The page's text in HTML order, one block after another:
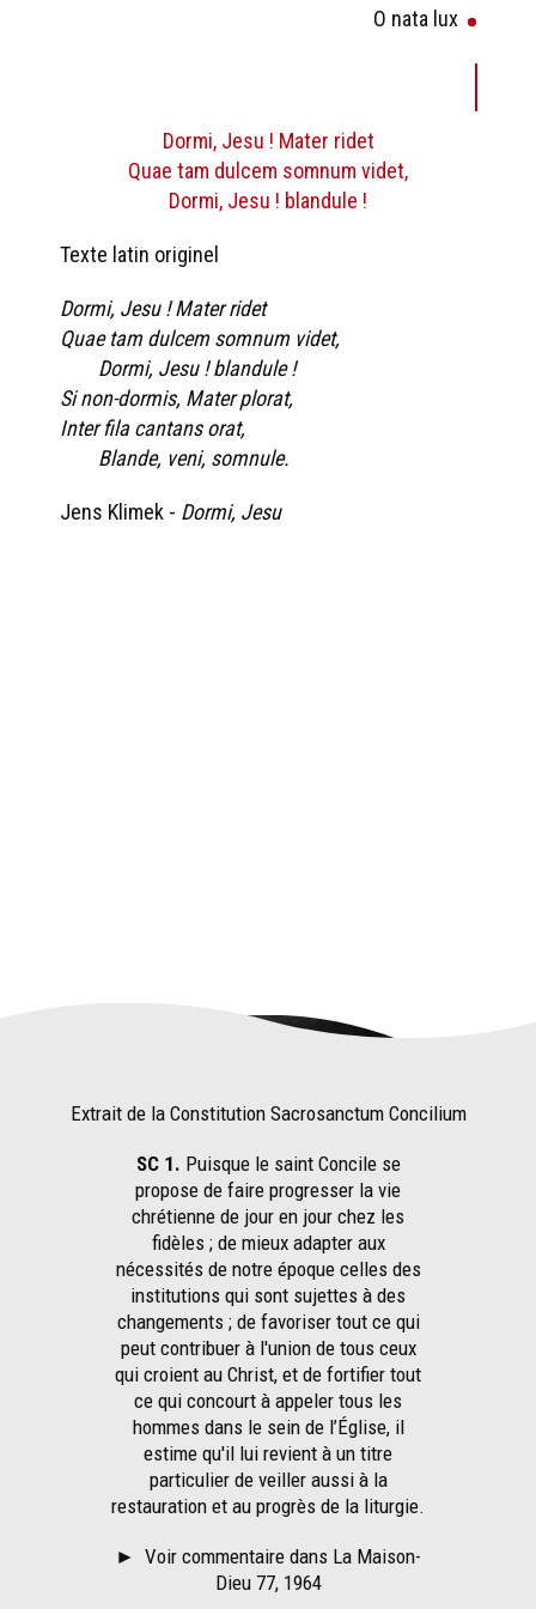
O nata lux
Dormi, Jesu ! Mater ridet
Quae tam dulcem somnum videt,
Dormi, Jesu ! blandule !
Texte latin originel
Dormi, Jesu ! Mater ridet
Quae tam dulcem somnum videt,
Dormi, Jesu ! blandule !
Si non-dormis, Mater plorat,
Inter fila cantans orat,
Blande, veni, somnule.
Jens Klimek - Dormi, Jesu
Extrait de la Constitution Sacrosanctum Concilium
SC 1. Puisque le saint Concile se
propose de faire progresser la vie
chrétienne de jour en jour chez les
fidèles ; de mieux adapter aux
nécessités de notre époque celles des
institutions qui sont sujettes à des
changements ; de favoriser tout ce qui
peut contribuer à l'union de tous ceux
qui croient au Christ, et de fortifier tout
ce qui concourt à appeler tous les
hommes dans le sein de l’Église, il
estime qu'il lui revient à un titre
particulier de veiller aussi à la
restauration et au progrès de la liturgie.
► Voir commentaire dans La Maison-
Dieu 77, 1964